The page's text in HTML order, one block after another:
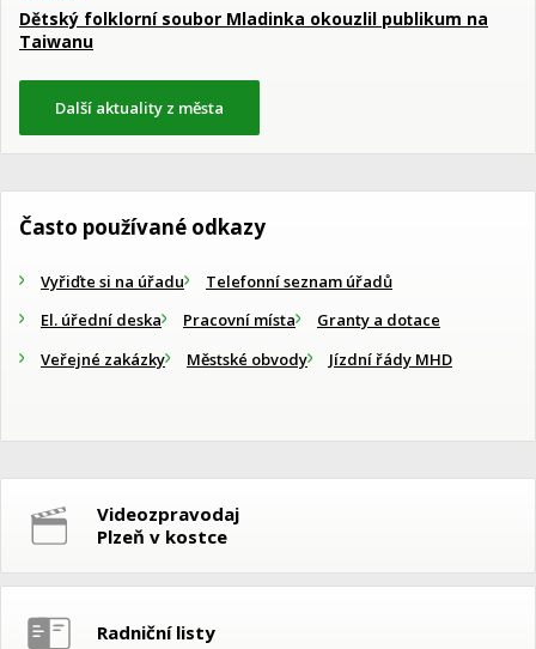
Dětský folklorní soubor Mladinka okouzlil publikum na
Taiwanu
Další aktuality z města
Často používané odkazy
Vyřiďte si na úřadu
Telefonní seznam úřadů
El. úřední deska
Pracovní místa
Granty a dotace
Veřejné zakázky
Městské obvody Jízdní řády MHD
Videozpravodaj
Plzeň v kostce
Radniční listy